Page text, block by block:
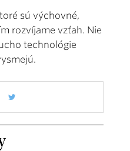
sú výchovné,
rozvíjame vzťah. Nie
technológie